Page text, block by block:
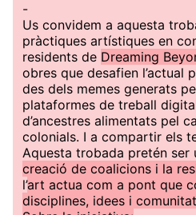
-
Us convidem a aquesta
pràctiques artístiques en
residents de Dreaming
obres que desafien l’actual
des dels memes generats
plataformes de treball
d’ancestres alimentats pel
colonials. I a compartir els
Aquesta trobada pretén ser
creació de coalicions i la
l’art actua com a pont que
disciplines, idees i